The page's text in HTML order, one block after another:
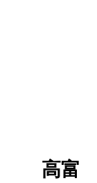
高富